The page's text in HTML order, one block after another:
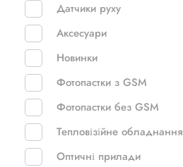
Датчики руху
Аксесуари
Новинки
Фотопастки з GSM
Фотопастки без GSM
Тепловізійне обладнання
Оптичні прилади